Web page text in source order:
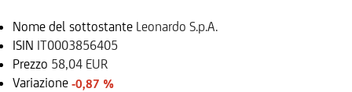
Nome del sottostante Leonardo S.p.A.
ISIN IT0003856405
Prezzo 58,04 EUR
Variazione -0,87 %